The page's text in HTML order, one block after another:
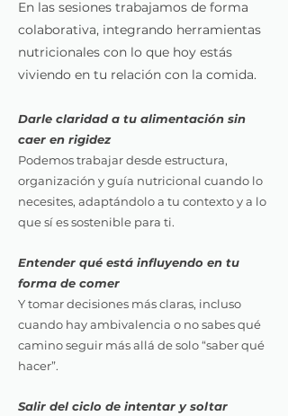
En las sesiones trabajamos de forma
colaborativa, integrando herramientas
nutricionales con lo que hoy estás
viviendo en tu relación con la comida.
Darle claridad a tu alimentación sin
caer en rigidez
Podemos trabajar desde estructura,
organización y guía nutricional cuando lo
necesites, adaptándolo a tu contexto y a lo
que sí es sostenible para ti.
Entender qué está influyendo en tu
forma de comer
Y tomar decisiones más claras, incluso
cuando hay ambivalencia o no sabes qué
camino seguir más allá de solo “saber qué
hacer”.
Salir del ciclo de intentar y soltar